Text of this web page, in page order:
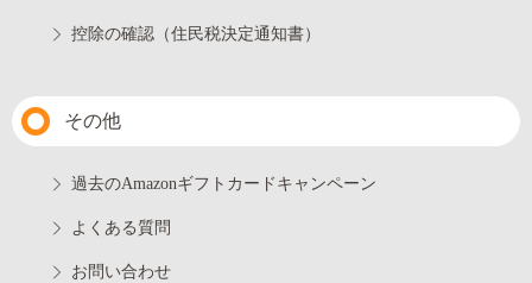
控除の確認（住民税決定通知書）
その他
過去のAmazonギフトカードキャンペーン
よくある質問
お問い合わせ